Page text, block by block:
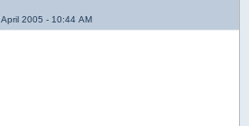
2005 - 10:44 AM